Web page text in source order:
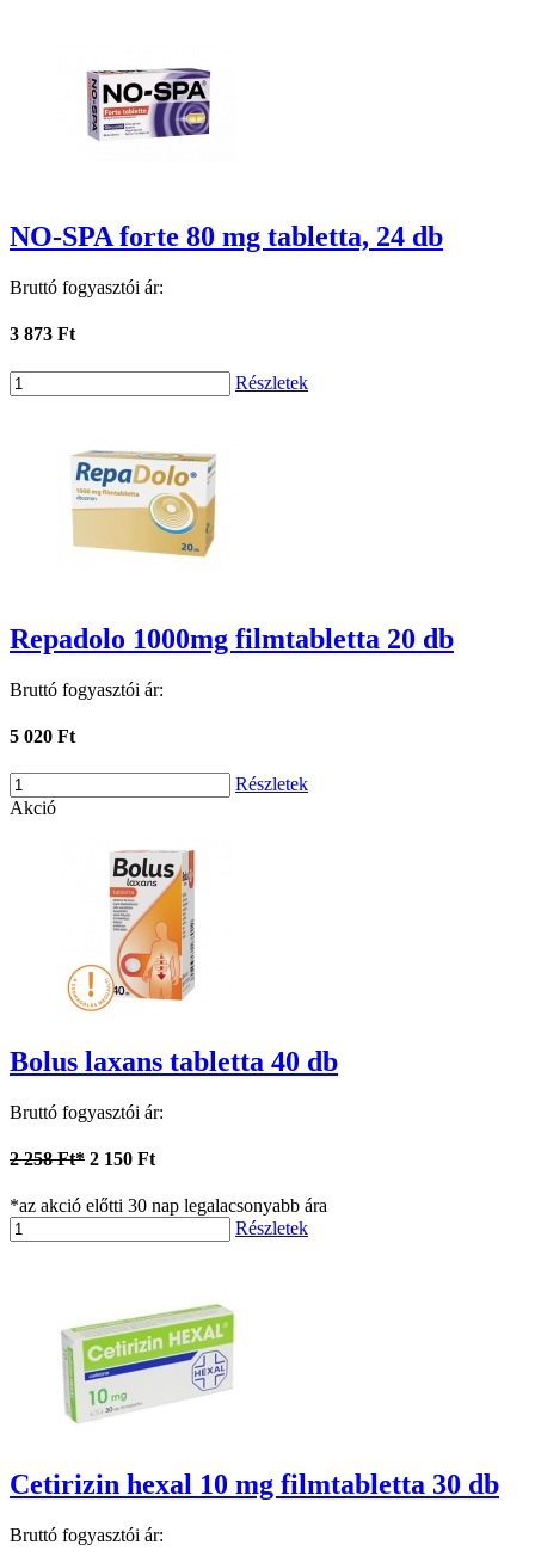
NO-SPA forte 80 mg tabletta, 24 db
Bruttó fogyasztói ár:
3 873 Ft
Részletek
Repadolo 1000mg filmtabletta 20 db
Bruttó fogyasztói ár:
5 020 Ft
Részletek
Akció
Bolus laxans tabletta 40 db
Bruttó fogyasztói ár:
2 258 Ft* 2 150 Ft
*az akció előtti 30 nap legalacsonyabb ára
Részletek
Cetirizin hexal 10 mg filmtabletta 30 db
Bruttó fogyasztói ár: